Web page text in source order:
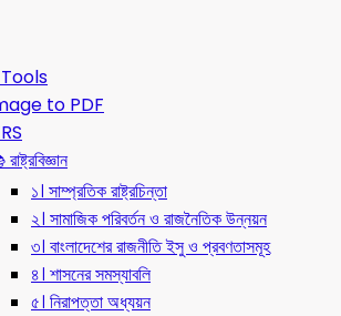
to PDF
১। সাম্প্রতিক রাষ্ট্রচিন্তা
২। সামাজিক পরিবর্তন ও রাজনৈতিক উন্নয়ন
৩। বাংলাদেশের রাজনীতি ইসু ও প্রবণতাসমূহ
৪। শাসনের সমস্যাবলি
৫। নিরাপত্তা অধ্যয়ন